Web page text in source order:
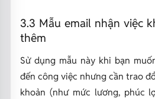
3.3 Mẫu email nhận việc
thêm
Sử dụng mẫu này khi bạn
đến công việc nhưng cần trao
khoản (như mức lương, phúc